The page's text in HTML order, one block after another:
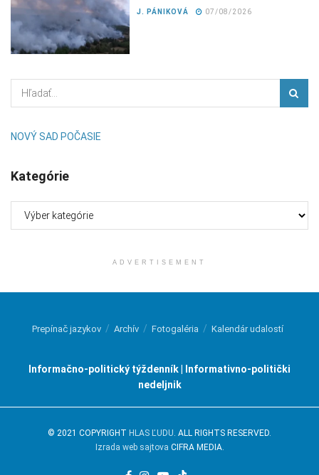
J. PÁNIKOVÁ 07/08/2026
NOVÝ SAD POČASIE
Kategórie
ADVERTISEMENT
Prepínač jazykov Archív Fotogaléria Kalendár udalostí
Informačno-politický týždenník | Informativno-politički
nedeljnik
© 2021 COPYRIGHT HLAS ĽUDU. ALL RIGHTS RESERVED.
Izrada web sajtova CIFRA MEDIA.